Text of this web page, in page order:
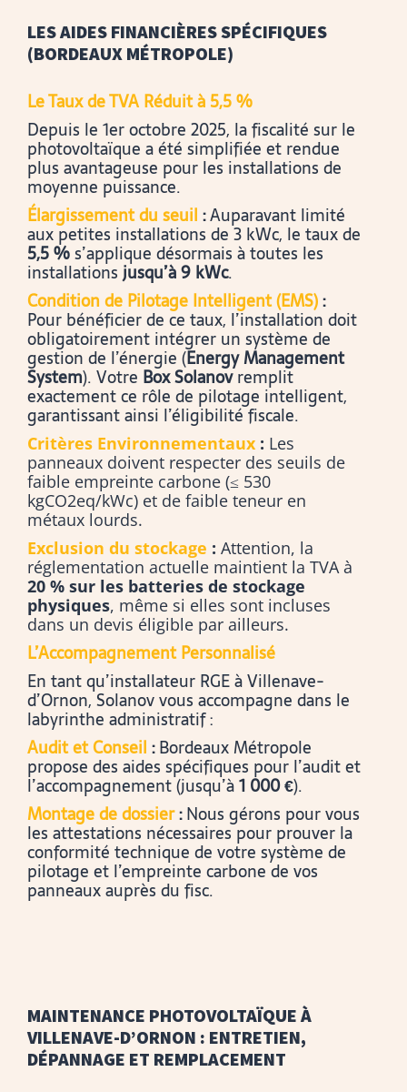
LES AIDES FINANCIÈRES SPÉCIFIQUES
(BORDEAUX MÉTROPOLE)
Le Taux de TVA Réduit à 5,5 %
Depuis le 1er octobre 2025, la fiscalité sur le
photovoltaïque a été simplifiée et rendue
plus avantageuse pour les installations de
moyenne puissance.
Élargissement du seuil :Auparavant limité
aux petites installations de 3 kWc, le taux de
5,5 %s’applique désormais à toutes les
installations jusqu’à 9 kWc.
Condition de Pilotage Intelligent (EMS):
Pour bénéficier de ce taux, l’installation doit
obligatoirement intégrer un système de
gestion de l’énergie (Energy Management
System). Votre Box Solanovremplit
exactement ce rôle de pilotage intelligent,
garantissant ainsi l’éligibilité fiscale.
Critères Environnementaux : Les
panneaux doivent respecter des seuils de
faible empreinte carbone (≤ 530
kgCO2eq/kWc) et de faible teneur en
métaux lourds.
Exclusion du stockage : Attention, la
réglementation actuelle maintient la TVA à
20 % sur les batteries de stockage
physiques, même si elles sont incluses
dans un devis éligible par ailleurs.
L’Accompagnement Personnalisé
En tant qu’installateur RGE à Villenave-
d’Ornon, Solanov vous accompagne dans le
labyrinthe administratif :
Audit et Conseil :Bordeaux Métropole
propose des aides spécifiques pour l’audit et
l’accompagnement (jusqu’à1 000 €).
Montage de dossier:Nous gérons pour vous
les attestations nécessaires pour prouver la
conformité technique de votre système de
pilotage et l’empreinte carbone de vos
panneaux auprès du fisc.
MAINTENANCE PHOTOVOLTAÏQUE À
VILLENAVE-D’ORNON : ENTRETIEN,
DÉPANNAGE ET REMPLACEMENT